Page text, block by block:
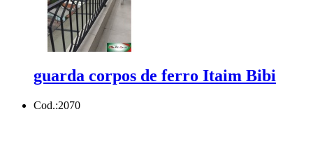
guarda corpos de ferro Itaim Bibi
Cod.:2070